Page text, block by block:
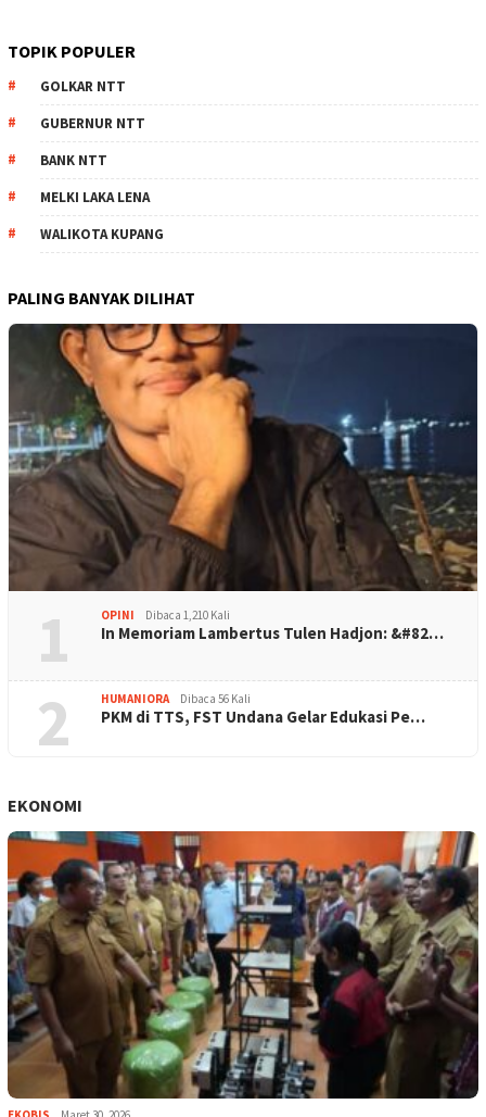
TOPIK POPULER
GOLKAR NTT
GUBERNUR NTT
BANK NTT
MELKI LAKA LENA
WALIKOTA KUPANG
PALING BANYAK DILIHAT
1 OPINI Dibaca 1,210 Kali
In Memoriam Lambertus Tulen Hadjon: &#82…
2 HUMANIORA Dibaca 56 Kali
PKM di TTS, FST Undana Gelar Edukasi Pe…
EKONOMI